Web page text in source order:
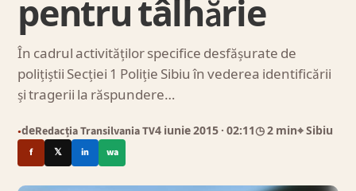
pentru tâlhărie
În cadrul activităților specifice desfășurate de
polițiștii Secției 1 Poliție Sibiu în vederea identificării
și tragerii la răspundere…
●deRedacția Transilvania TV4 iunie 2015 · 02:11◷ 2 min⌖ Sibiu
f 𝕏 in wa